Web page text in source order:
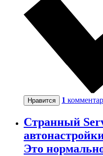
Нравится 1
Странный
Это